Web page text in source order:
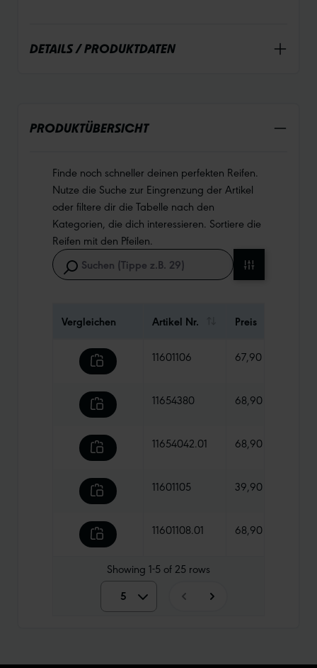
DETAILS / PRODUKTDATEN
PRODUKTÜBERSICHT
Finde noch schneller deinen perfekten Reifen.
Nutze die Suche zur Eingrenzung der Artikel
oder filtere dir die Tabelle nach den
Kategorien, die dich interessieren. Sortiere die
Reifen mit den Pfeilen.
Vergleichen Artikel Nr. Preis
11601106 67,90 €
11654380 68,90 €
11654042.01 68,90 €
11601105 39,90 €
11601108.01 68,90 €
Showing 1-5of 25 rows
5 5